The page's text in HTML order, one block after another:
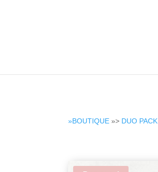
»BOUTIQUE »> DUO PACK